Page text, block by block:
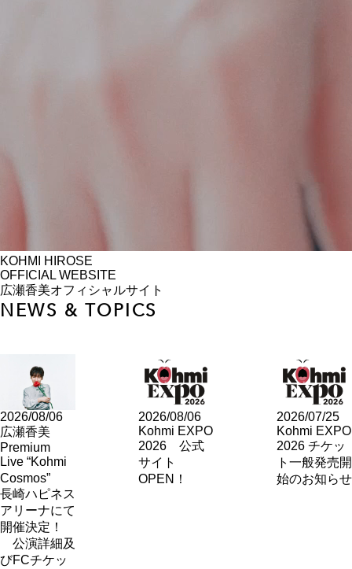
KOHMI HIROSE
OFFICIAL WEBSITE
広瀬香美オフィシャルサイト
NEWS & TOPICS
2026/08/06
広瀬香美
Premium
Live “Kohmi
Cosmos”
長崎ハピネス
アリーナにて
開催決定！
公演詳細及
びFCチケッ
2026/08/06
Kohmi EXPO
2026 公式
サイト
OPEN！
2026/07/25
Kohmi EXPO
2026 チケッ
ト一般発売開
始のお知らせ